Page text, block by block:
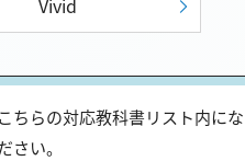
Vivid
らの対応教科書リスト内
い。